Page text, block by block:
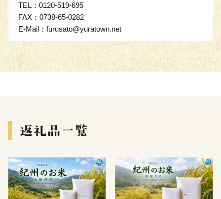
TEL：0120-519-695
FAX：0738-65-0282
E-Mail：furusato@yuratown.net